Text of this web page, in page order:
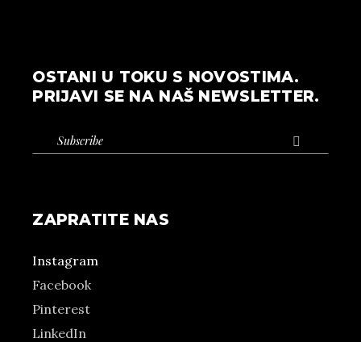
OSTANI U TOKU S NOVOSTIMA.
PRIJAVI SE NA NAŠ NEWSLETTER.

ZAPRATITE NAS
Instagram
Facebook
Pinterest
LinkedIn